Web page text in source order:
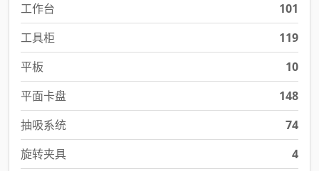
工作台
101
工具柜
119
平板
10
平面卡盘
148
抽吸系统
74
旋转夹具
4